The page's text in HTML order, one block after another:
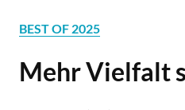
BEST OF 2025
Mehr Vielfalt